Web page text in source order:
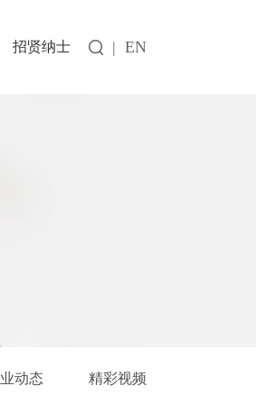
招贤纳士 | EN
动态 精彩视频